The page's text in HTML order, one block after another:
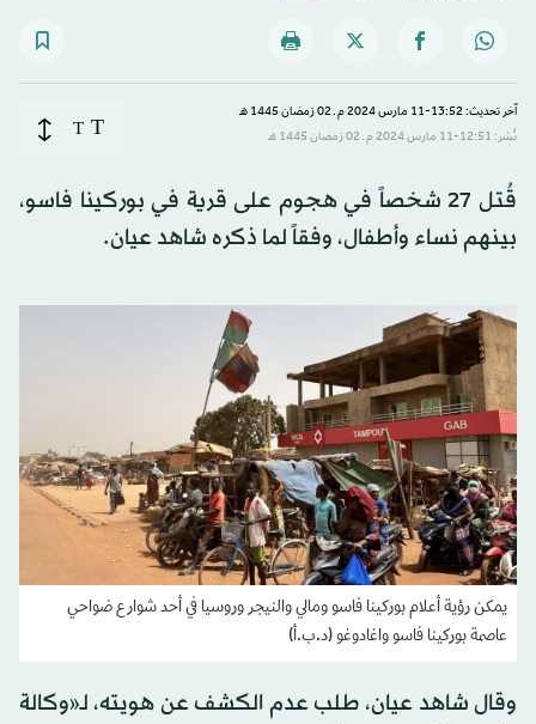
آخر تحديث: 13:52-11 مارس 2024 م ـ 02 رَمضان 1445 هـ
نُشر: 12:51-11 مارس 2024 م ـ 02 رَمضان 1445 هـ
T
T
قُتل 27 شخصاً في هجوم على قرية في بوركينا فاسو،
بينهم نساء وأطفال، وفقاً لما ذكره شاهد عيان.
يمكن رؤية أعلام بوركينا فاسو ومالي والنيجر وروسيا في أحد شوارع ضواحي
عاصمة بوركينا فاسو واغادوغو (د.ب.أ)
وقال شاهد عيان، طلب عدم الكشف عن هويته، لـ«وكالة